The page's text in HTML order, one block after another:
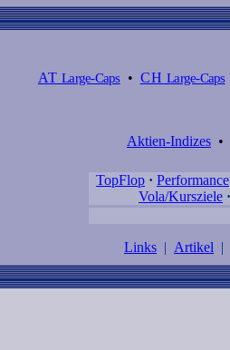
AT Large-Caps• CH Large-Caps
Aktien-Indizes •
TopFlop · Performance
Vola/Kursziele ·
Links | Artikel |